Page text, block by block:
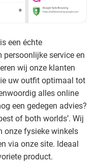
een échte
service en
wij onze klanten
uw outfit optimaal tot
alles online
een gedegen advies?
of both worlds’. Wij
onze fysieke winkels
via onze site. Ideaal
product.